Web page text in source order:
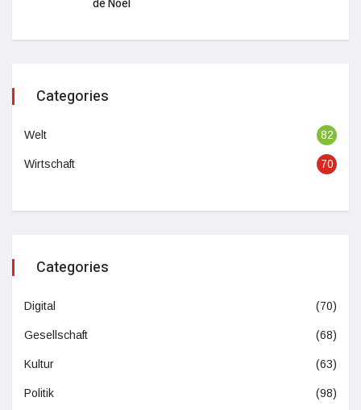
de Noël
Categories
Welt 82
Wirtschaft 70
Categories
Digital (70)
Gesellschaft (68)
Kultur (63)
Politik (98)